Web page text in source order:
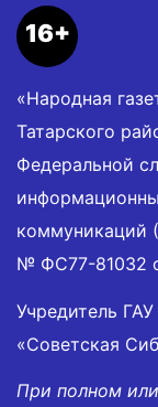
16+
«Народная
Татарского
Федеральной
коммуникаций
№ ФС77-81032
Учредитель
«Советская
При полном